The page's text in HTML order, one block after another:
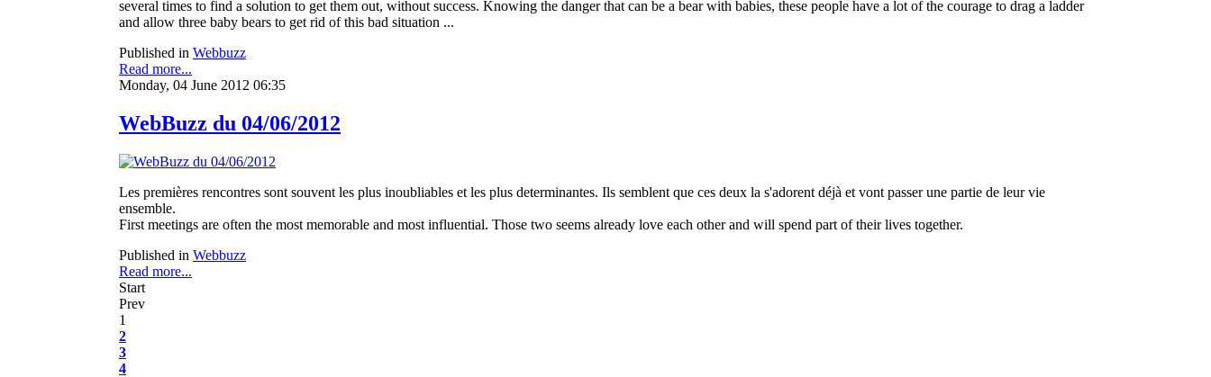
several times to find a solution to get them out, without success. Knowing the danger that can be a bear with babies, these people have a lot of the courage to drag a ladder
and allow three baby bears to get rid of this bad situation ...
Published in Webbuzz
Read more...
Monday, 04 June 2012 06:35
WebBuzz du 04/06/2012
Les premières rencontres sont souvent les plus inoubliables et les plus determinantes. Ils semblent que ces deux la s'adorent déjà et vont passer une partie de leur vie
ensemble.
First meetings are often the most memorable and most influential. Those two seems already love each other and will spend part of their lives together.
Published in Webbuzz
Read more...
Start
Prev
1
2
3
4